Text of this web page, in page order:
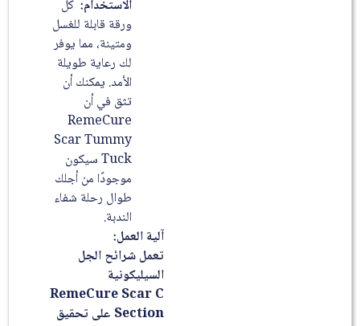
الاستخدام: كل
ورقة قابلة للغسل
ومتينة، مما يوفر
لك رعاية طويلة
الأمد. يمكنك أن
تثق في أن
RemeCure
Scar Tummy
Tuck سيكون
موجودًا من أجلك
طوال رحلة شفاء
الندبة.
آلية العمل:
تعمل شرائح الجل
السيليكونية
RemeCure Scar C
Section على تحقيق